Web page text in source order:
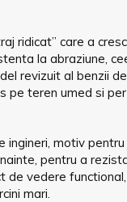
ridicat” care a
la abraziune,
revizuit al benzii
pe teren umed si
motiv pentru
pentru a
de vedere
mari.